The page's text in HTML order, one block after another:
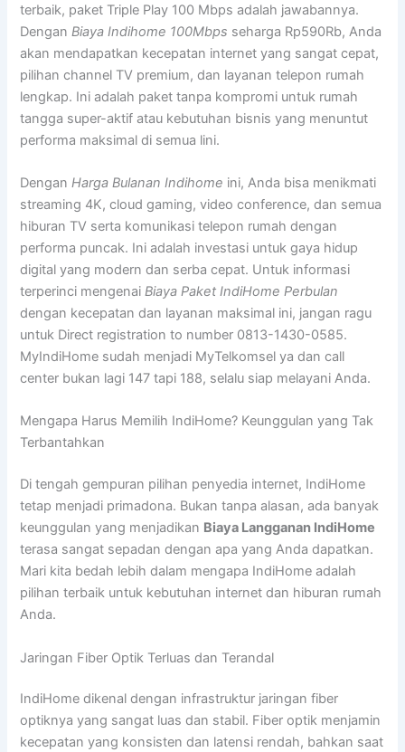
terbaik, paket Triple Play 100 Mbps adalah jawabannya.
DenganBiaya Indihome 100Mbps seharga Rp590Rb, Anda
akan mendapatkan kecepatan internet yang sangat cepat,
pilihan channel TV premium, dan layanan telepon rumah
lengkap. Ini adalah paket tanpa kompromi untuk rumah
tangga super-aktif atau kebutuhan bisnis yang menuntut
performa maksimal di semua lini.
DenganHarga Bulanan Indihome ini, Anda bisa menikmati
streaming 4K, cloud gaming, video conference, dan semua
hiburan TV serta komunikasi telepon rumah dengan
performa puncak. Ini adalah investasi untuk gaya hidup
digital yang modern dan serba cepat. Untuk informasi
terperinci mengenaiBiaya Paket IndiHome Perbulan
dengan kecepatan dan layanan maksimal ini, jangan ragu
untuk Direct registration to number 0813-1430-0585.
MyIndiHome sudah menjadi MyTelkomsel ya dan call
center bukan lagi 147 tapi 188, selalu siap melayani Anda.
Mengapa Harus Memilih IndiHome? Keunggulan yang Tak
Terbantahkan
Di tengah gempuran pilihan penyedia internet, IndiHome
tetap menjadi primadona. Bukan tanpa alasan, ada banyak
keunggulan yang menjadikan Biaya Langganan IndiHome
terasa sangat sepadan dengan apa yang Anda dapatkan.
Mari kita bedah lebih dalam mengapa IndiHome adalah
pilihan terbaik untuk kebutuhan internet dan hiburan rumah
Anda.
Jaringan Fiber Optik Terluas dan Terandal
IndiHome dikenal dengan infrastruktur jaringan fiber
optiknya yang sangat luas dan stabil. Fiber optik menjamin
kecepatan yang konsisten dan latensi rendah, bahkan saat